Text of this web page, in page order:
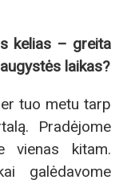
kelias – greita
laikas?
tuo metu tarp
Pradėjome
vienas kitam.
galėdavome